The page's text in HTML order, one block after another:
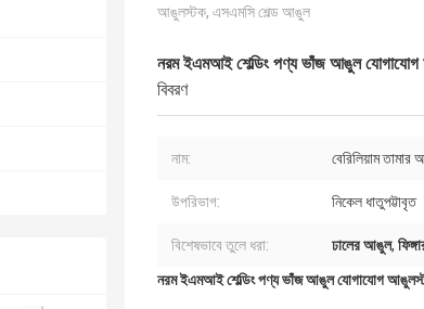
আঙুলস্টক, এসএমসি শেল্ড আঙুল
নরম ইএমআই শেল্ডিং পণ্য ভাঁজ আঙুল
বিবরণ
নাম: বেরিলিয়াম তামার
উপরিভাগ: নিকেল ধাতুপট্টাবৃত
বিশেষভাবে তুলে ধরা: ঢালের আঙুল,
নরম ইএমআই শেল্ডিং পণ্য ভাঁজ আঙুল যোগাযোগ